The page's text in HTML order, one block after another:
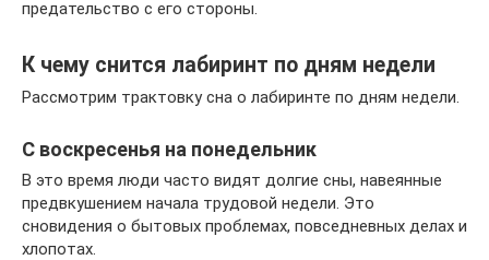
предательство с его стороны.
К чему снится лабиринт по дням недели
Рассмотрим трактовку сна о лабиринте по дням недели.
С воскресенья на понедельник
В это время люди часто видят долгие сны, навеянные
предвкушением начала трудовой недели. Это
сновидения о бытовых проблемах, повседневных делах и
хлопотах.